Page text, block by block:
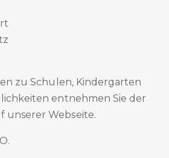
zu Schulen, Kindergarten
entnehmen Sie der
unserer Webseite.